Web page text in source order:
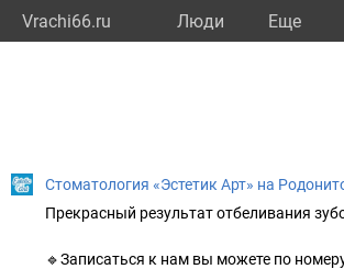
Vrachi66.ru Люди Eще
Стоматология «Эстетик Арт» на
Прекрасный результат отбеливания
🔹Записаться к нам вы можете по